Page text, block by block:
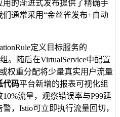
用的渐进式发布提供了精确手
通常采用“金丝雀发布+自动
定义目标服务的
。随后在VirtualService中配置
权重分配将少量真实用户流量
代码平台新增的报表可视化组
流量，观察错误率与P99延
，Istio可立即执行流量回切，